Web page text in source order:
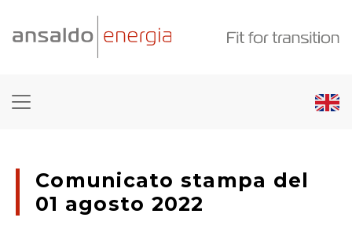
Comunicato stampa del
01 agosto 2022